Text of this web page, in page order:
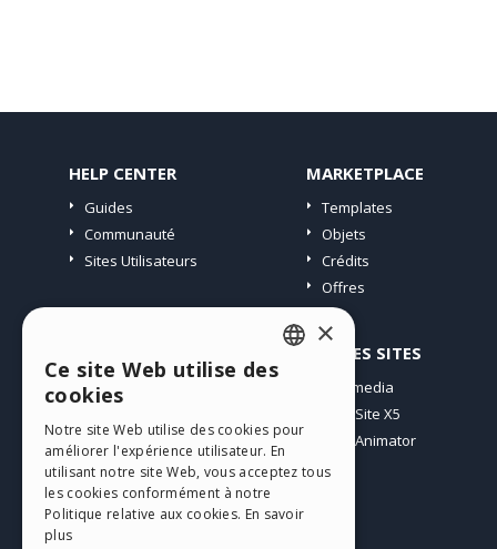
HELP CENTER
Guides
Communauté
Sites Utilisateurs
MARKETPLACE
Templates
Objets
Crédits
Offres
Mes Messages
Télécharger
Espace Web
Mes Crédits
AUTRES SITES
Incomedia
WebSite X5
WebAnimator
ENGLISH
GERMAN
SPANISH
×
Ce site Web utilise des
cookies
Notre site Web utilise des cookies pour
améliorer l'expérience utilisateur. En
utilisant notre site Web, vous acceptez tous
les cookies conformément à notre
Politique relative aux cookies. En savoir
plus